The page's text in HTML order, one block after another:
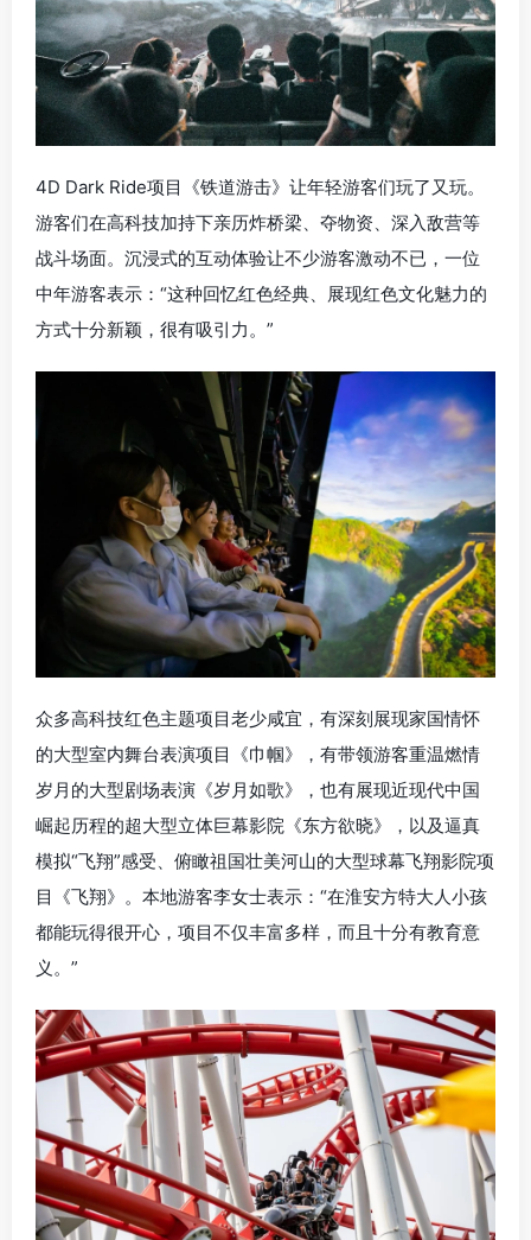
4D Dark Ride项目《铁道游击》让年轻游客们玩了又玩。
游客们在高科技加持下亲历炸桥梁、夺物资、深入敌营等
战斗场面。沉浸式的互动体验让不少游客激动不已，一位
中年游客表示：“这种回忆红色经典、展现红色文化魅力的
方式十分新颖，很有吸引力。”
众多高科技红色主题项目老少咸宜，有深刻展现家国情怀
的大型室内舞台表演项目《巾帼》，有带领游客重温燃情
岁月的大型剧场表演《岁月如歌》，也有展现近现代中国
崛起历程的超大型立体巨幕影院《东方欲晓》，以及逼真
模拟“飞翔”感受、俯瞰祖国壮美河山的大型球幕飞翔影院项
目《飞翔》。本地游客李女士表示：“在淮安方特大人小孩
都能玩得很开心，项目不仅丰富多样，而且十分有教育意
义。”